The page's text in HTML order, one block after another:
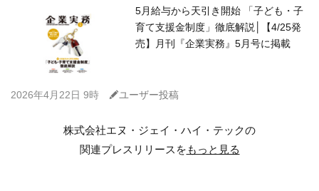
5月給与から天引き開始 「子ども・子
育て支援金制度」徹底解説│【4/25発
売】月刊『企業実務』5月号に掲載
2026年4月22日 9時 Cユーザー投稿
株式会社エヌ・ジェイ・ハイ・テックの
関連プレスリリースをもっと見る